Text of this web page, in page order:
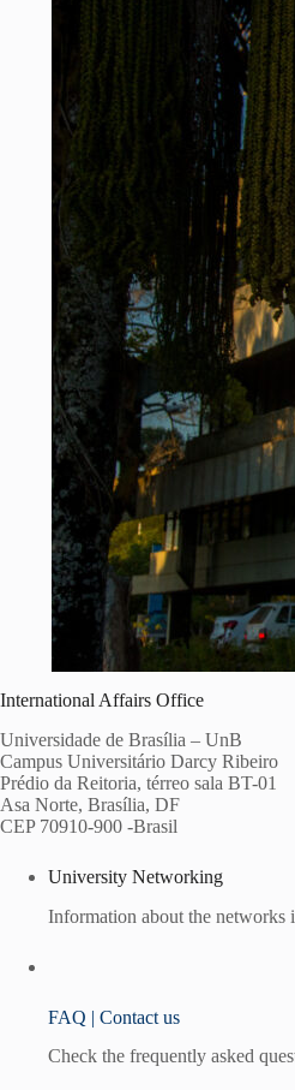
International Affairs Office
Universidade de Brasília – UnB
Campus Universitário Darcy Ribeiro
Prédio da Reitoria, térreo sala BT-01
Asa Norte, Brasília, DF
CEP 70910-900 -Brasil
University Networking
Information about the networks
FAQ | Contact us
Check the frequently asked